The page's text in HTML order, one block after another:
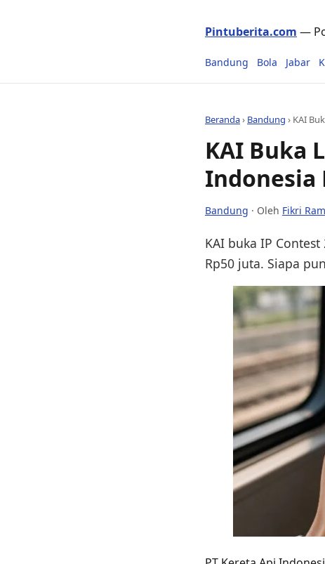
Pintuberita.com —
Bandung Bola Jabar
Beranda› Bandung › KAI
KAI Buka
Indonesia
Bandung · Oleh Fikri
KAI buka IP
Rp50 juta. Siapa